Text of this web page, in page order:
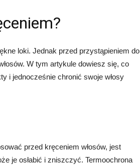
loki. Jednak przed przystąpieniem do
W tym artykule dowiesz się, co
i jednocześnie chronić swoje włosy
przed kręceniem włosów, jest
je osłabić i zniszczyć. Termoochrona